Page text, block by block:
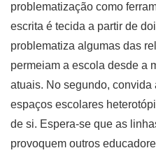
problematização como
escrita é tecida a partir de
problematiza algumas das
permeiam a escola desde a
atuais. No segundo, convida
espaços escolares
de si. Espera-se que as
provoquem outros